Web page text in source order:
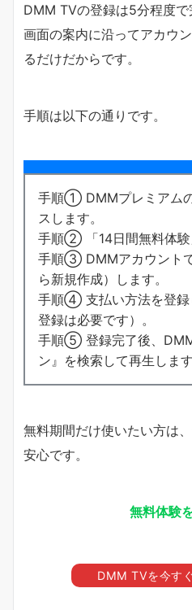
DMM TVの登録は5分程度で
画面の案内に沿ってアカウ
るだけだからです。
手順は以下の通りです。
手順① DMMプレミアム
スします。
手順② 「14日間無料体験
手順③ DMMアカウント
ら新規作成）します。
手順④ 支払い方法を登録
登録は必要です）。
手順⑤ 登録完了後、
ン』を検索して再生します
無料期間だけ使いたい方は
安心です。
無料体験
DMM TVを今す